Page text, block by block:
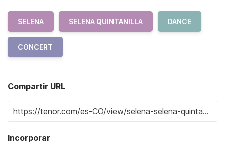
SELENA SELENA QUINTANILLA DANCE
CONCERT
Compartir URL
Incorporar